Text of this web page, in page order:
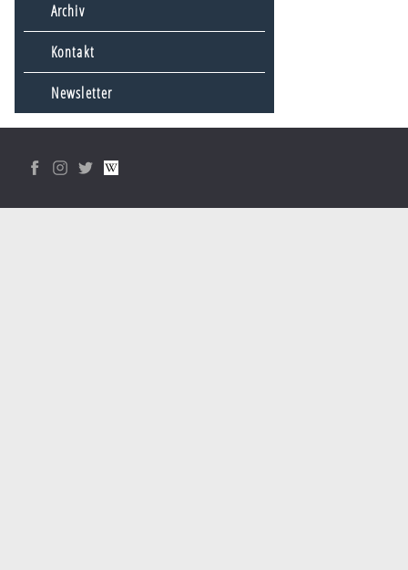
Archiv
Kontakt
Newsletter